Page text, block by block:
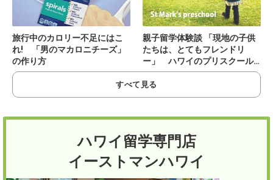
旅行中のカロリー不足にはこ
れ! 「男のマカロニチーズ」
の作り方
親子留学体験談 「現地の子供
たちは、とてもフレンドリ
ー」 ハワイのプリスクール +
語学学校
すべて見る
ハワイ留学専門店
イーストマンハワイ